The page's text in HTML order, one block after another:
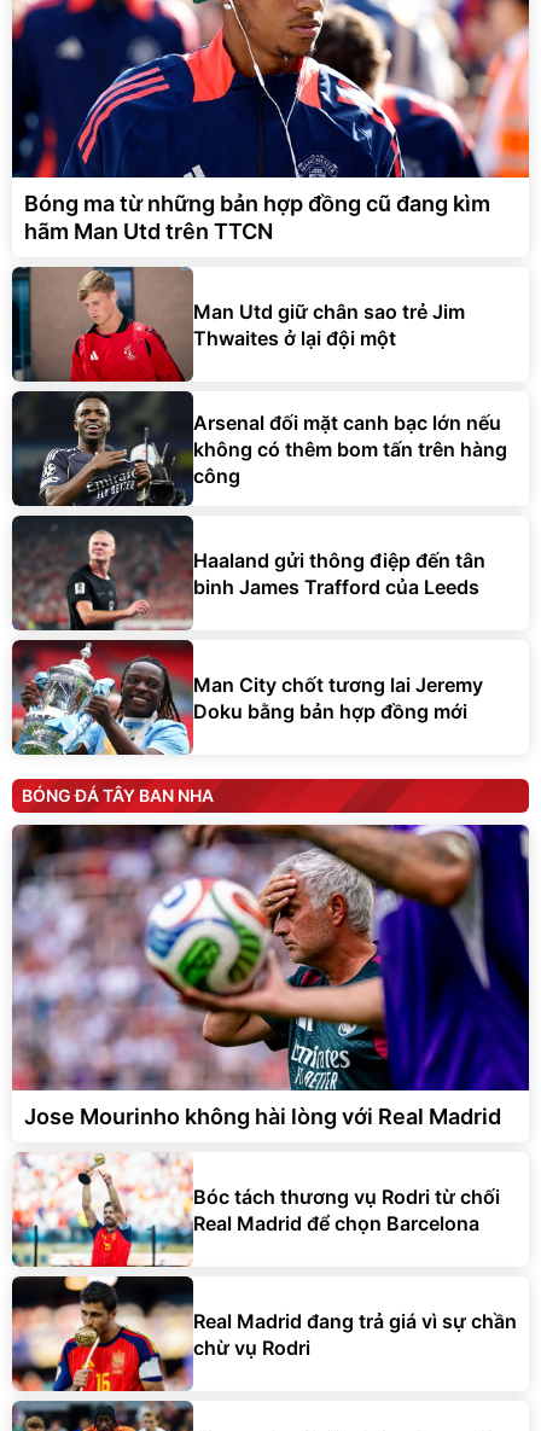
Bóng ma từ những bản hợp đồng cũ đang kìm
hãm Man Utd trên TTCN
Man Utd giữ chân sao trẻ Jim
Thwaites ở lại đội một
Arsenal đối mặt canh bạc lớn nếu
không có thêm bom tấn trên hàng
công
Haaland gửi thông điệp đến tân
binh James Trafford của Leeds
Man City chốt tương lai Jeremy
Doku bằng bản hợp đồng mới
BÓNG ĐÁ TÂY BAN NHA
Jose Mourinho không hài lòng với Real Madrid
Bóc tách thương vụ Rodri từ chối
Real Madrid để chọn Barcelona
Real Madrid đang trả giá vì sự chần
chừ vụ Rodri